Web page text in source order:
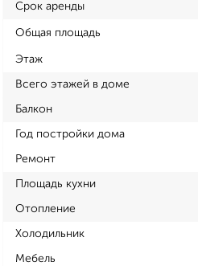
Срок аренды
Общая площадь
Этаж
Всего этажей в доме
Балкон
Год постройки дома
Ремонт
Площадь кухни
Отопление
Холодильник
Мебель